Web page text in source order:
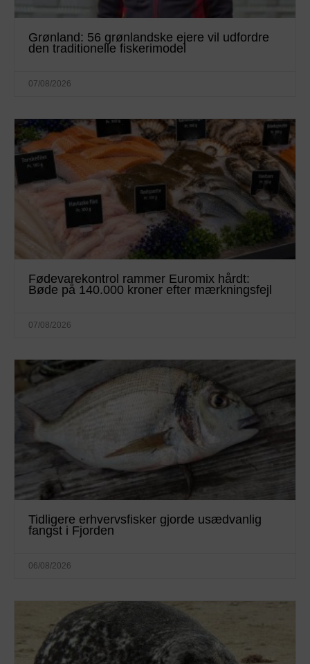
Grønland: 56 grønlandske ejere vil udfordre
den traditionelle fiskerimodel
07/08/2026
Fødevarekontrol rammer Euromix hårdt:
Bøde på 140.000 kroner efter mærkningsfejl
07/08/2026
Tidligere erhvervsfisker gjorde usædvanlig
fangst i Fjorden
06/08/2026